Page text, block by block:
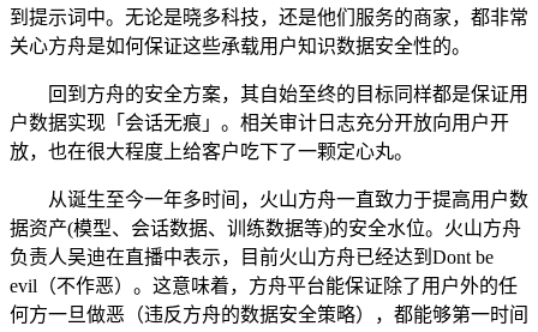
到提示词中。无论是晓多科技，还是他们服务的商家，都非常
关心方舟是如何保证这些承载用户知识数据安全性的。
回到方舟的安全方案，其自始至终的目标同样都是保证用
户数据实现「会话无痕」。相关审计日志充分开放向用户开
放，也在很大程度上给客户吃下了一颗定心丸。
从诞生至今一年多时间，火山方舟一直致力于提高用户数
据资产(模型、会话数据、训练数据等)的安全水位。火山方舟
负责人吴迪在直播中表示，目前火山方舟已经达到Dont be
evil（不作恶）。这意味着，方舟平台能保证除了用户外的任
何方一旦做恶（违反方舟的数据安全策略），都能够第一时间